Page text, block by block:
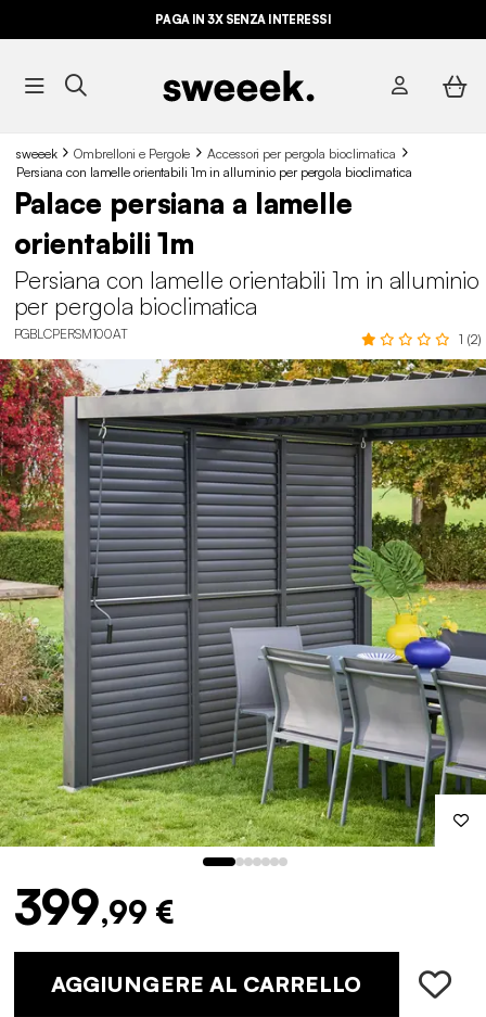
PAGA IN 3X SENZA INTERESSI
sweeek Ombrelloni e Pergole
Accessori per pergola bioclimatica
Persiana con lamelle orientabili 1m in alluminio per pergola bioclimatica
Palace persiana a lamelle
orientabili 1m
Persiana con lamelle orientabili 1m in alluminio
per pergola bioclimatica
PGBLCPERSM100AT 1 (2)
399,99 €
AGGIUNGERE AL CARRELLO